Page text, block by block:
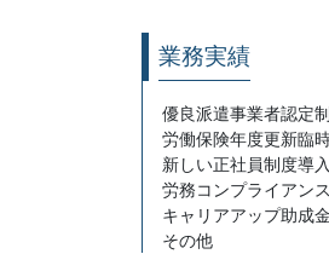
業務実績
優良派遣事業者認定
労働保険年度更新臨
新しい正社員制度導
労務コンプライアン
キャリアアップ助成
その他